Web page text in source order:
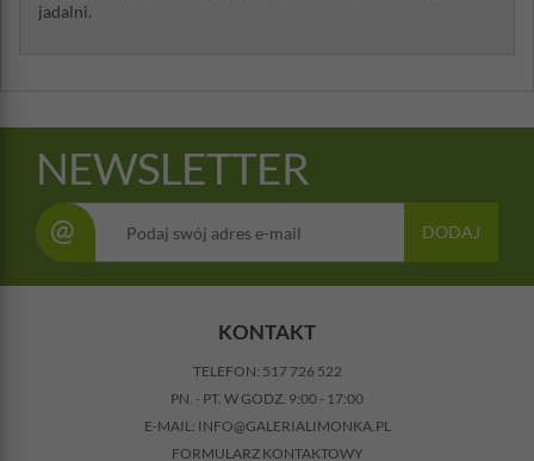
jadalni.
NEWSLETTER
@ DODAJ
KONTAKT
TELEFON: 517 726 522
PN. - PT. W GODZ. 9:00 - 17:00
E-MAIL: INFO@GALERIALIMONKA.PL
FORMULARZ KONTAKTOWY